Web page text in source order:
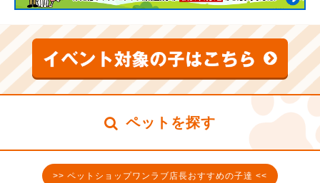
ペットを探す
>> ペットショップワンラブ店長おすすめの子達 <<